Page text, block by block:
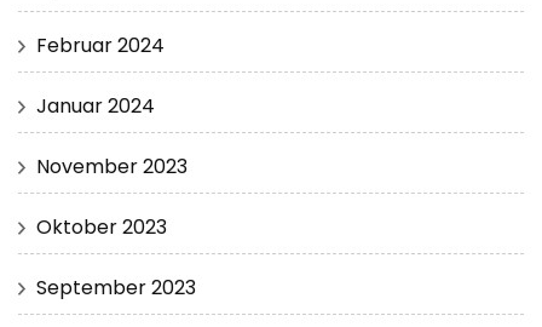
Februar 2024
Januar 2024
November 2023
Oktober 2023
September 2023